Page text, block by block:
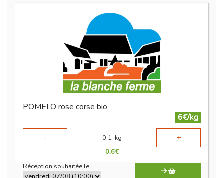
POMELO rose corse bio
6€/kg
-
0.1 kg +
0.6€
Réception souhaitée le